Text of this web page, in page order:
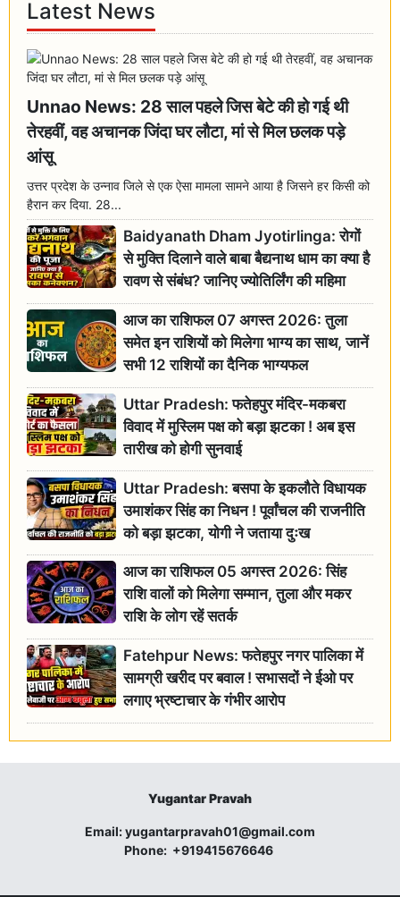
Latest News
Unnao News: 28 साल पहले जिस बेटे की हो गई थी
तेरहवीं, वह अचानक जिंदा घर लौटा, मां से मिल छलक पड़े
आंसू
उत्तर प्रदेश के उन्नाव जिले से एक ऐसा मामला सामने आया है जिसने हर किसी को
हैरान कर दिया. 28...
Baidyanath Dham Jyotirlinga: रोगों
से मुक्ति दिलाने वाले बाबा बैद्यनाथ धाम का क्या है
रावण से संबंध? जानिए ज्योतिर्लिंग की महिमा
आज का राशिफल 07 अगस्त 2026: तुला
समेत इन राशियों को मिलेगा भाग्य का साथ, जानें
सभी 12 राशियों का दैनिक भाग्यफल
Uttar Pradesh: फतेहपुर मंदिर-मकबरा
विवाद में मुस्लिम पक्ष को बड़ा झटका ! अब इस
तारीख को होगी सुनवाई
Uttar Pradesh: बसपा के इकलौते विधायक
उमाशंकर सिंह का निधन ! पूर्वांचल की राजनीति
को बड़ा झटका, योगी ने जताया दुःख
आज का राशिफल 05 अगस्त 2026: सिंह
राशि वालों को मिलेगा सम्मान, तुला और मकर
राशि के लोग रहें सतर्क
Fatehpur News: फतेहपुर नगर पालिका में
सामग्री खरीद पर बवाल ! सभासदों ने ईओ पर
लगाए भ्रष्टाचार के गंभीर आरोप
Yugantar Pravah
Email:yugantarpravah01@gmail.com
Phone: +919415676646